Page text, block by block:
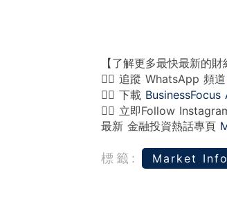
【了解更多最快最新的財
👉🏻 追蹤 WhatsApp 頻道
👉🏻 下載 BusinessFocus
👉🏻 立即Follow
最新 金融投資熱話專頁
標籤: Market